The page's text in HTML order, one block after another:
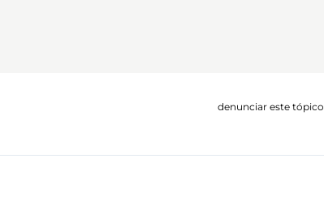
denunciar este tópico